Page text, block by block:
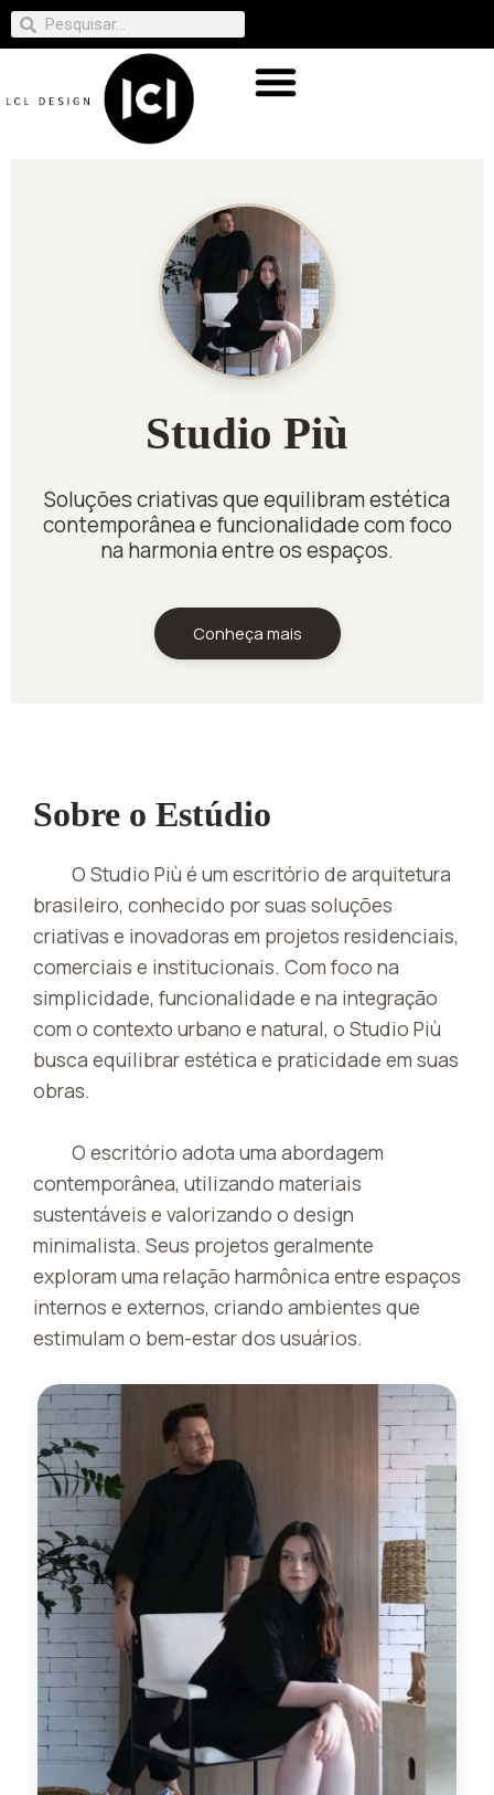
Studio Più
Soluções criativas que equilibram estética
contemporânea e funcionalidade com foco
na harmonia entre os espaços.
Conheça mais
Sobre o Estúdio
O Studio Più é um escritório de arquitetura
brasileiro, conhecido por suas soluções
criativas e inovadoras em projetos residenciais,
comerciais e institucionais. Com foco na
simplicidade, funcionalidade e na integração
com o contexto urbano e natural, o Studio Più
busca equilibrar estética e praticidade em suas
obras.
O escritório adota uma abordagem
contemporânea, utilizando materiais
sustentáveis e valorizando o design
minimalista. Seus projetos geralmente
exploram uma relação harmônica entre espaços
internos e externos, criando ambientes que
estimulam o bem-estar dos usuários.